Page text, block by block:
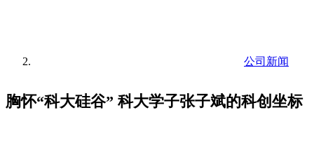
公司新闻
胸怀“科大硅谷” 科大学子张子斌的科创坐标